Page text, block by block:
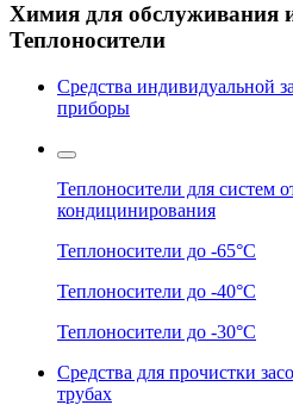
Химия для обслуживания
Теплоносители
Средства индивидуальной
приборы
Теплоносители для систем
кондицинирования
Теплоносители до -65°C
Теплоносители до -40°C
Теплоносители до -30°C
Средства для прочистки
трубах